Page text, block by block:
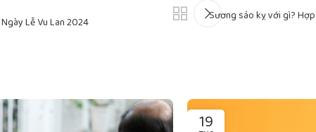
Lễ Vu Lan 2024
Sương sáo kỵ với gì?
19